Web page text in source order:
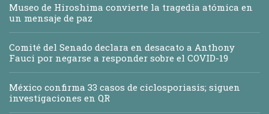
Museo de Hiroshima convierte la tragedia atómica en
un mensaje de paz
Comité del Senado declara en desacato a Anthony
Fauci por negarse a responder sobre el COVID-19
México confirma 33 casos de ciclosporiasis; siguen
investigaciones en QR